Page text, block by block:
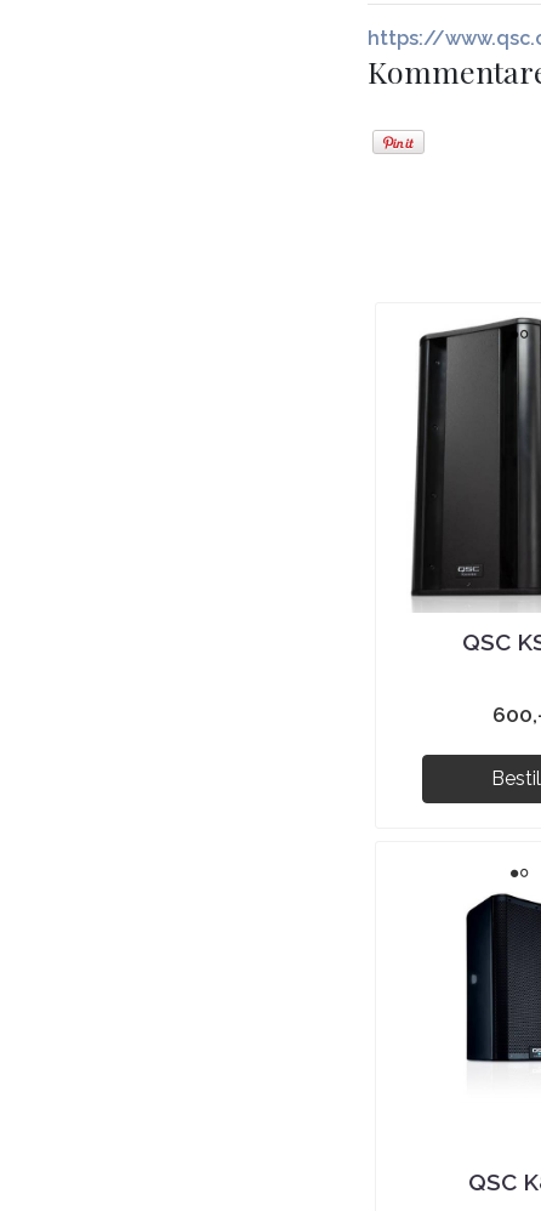
https://
QSC
QSC